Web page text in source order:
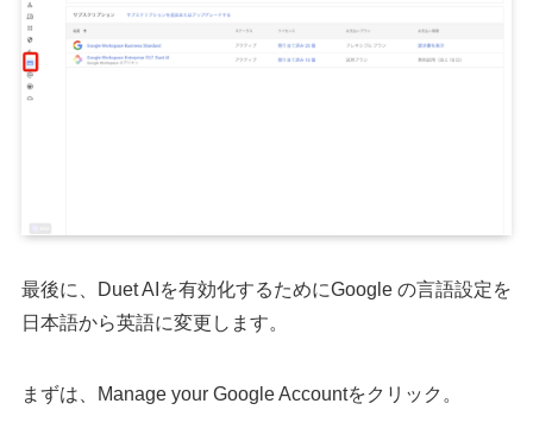
最後に、Duet AIを有効化するためにGoogle の言語設定を
日本語から英語に変更します。
まずは、Manage your Google Accountをクリック。